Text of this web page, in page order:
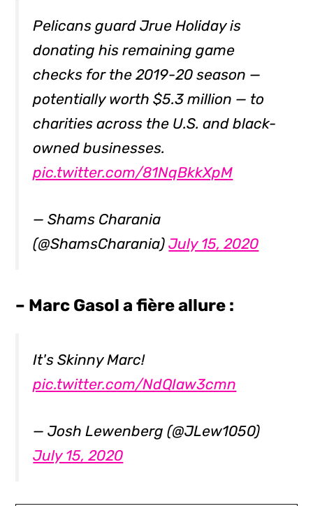
Pelicans guard Jrue Holiday is
donating his remaining game
checks for the 2019-20 season —
potentially worth $5.3 million — to
charities across the U.S. and black-
owned businesses.
pic.twitter.com/81NqBkkXpM
— Shams Charania
(@ShamsCharania)July 15, 2020
– Marc Gasol a fière allure :
It's Skinny Marc!
pic.twitter.com/NdQIaw3cmn
— Josh Lewenberg (@JLew1050)
July 15, 2020